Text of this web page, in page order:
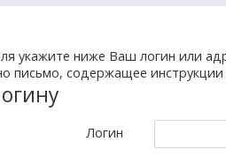
укажите ниже Ваш логин или
письмо, содержащее
Логин